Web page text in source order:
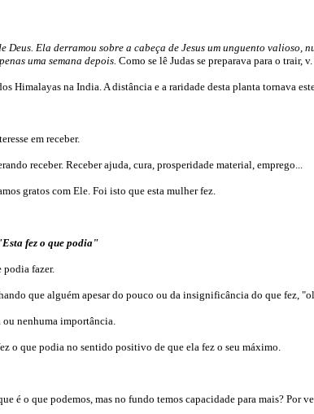
Ela derramou sobre a cabeça de Jesus um unguento valioso,
uma semana depois. Como se lê Judas se preparava para o trair,
Himalayas na India. A distância e a raridade desta planta tornava
em receber.
receber. Receber ajuda, cura, prosperidade material, emprego...
gratos com Ele. Foi isto que esta mulher fez.
fez o que podia"
podia fazer.
que alguém apesar do pouco ou da insignificância do que fez,
ou nenhuma importância.
o que podia no sentido positivo de que ela fez o seu máximo.
é o que podemos, mas no fundo temos capacidade para mais? Por